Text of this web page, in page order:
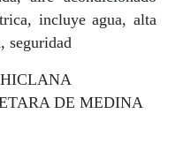
incluye agua, alta
seguridad
DE MEDINA